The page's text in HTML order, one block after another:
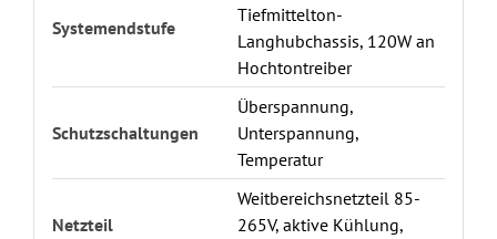
Systemendstufe
Tiefmittelton-
Langhubchassis, 120W an
Hochtontreiber
Schutzschaltungen
Überspannung,
Unterspannung,
Temperatur
Netzteil
Weitbereichsnetzteil 85-
265V, aktive Kühlung,